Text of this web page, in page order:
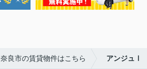
奈良市の賃貸物件はこちら アンジュⅠ